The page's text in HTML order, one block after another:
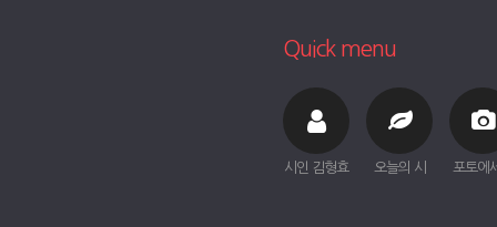
Quick menu
시인 김형효 오늘의 시 포토에